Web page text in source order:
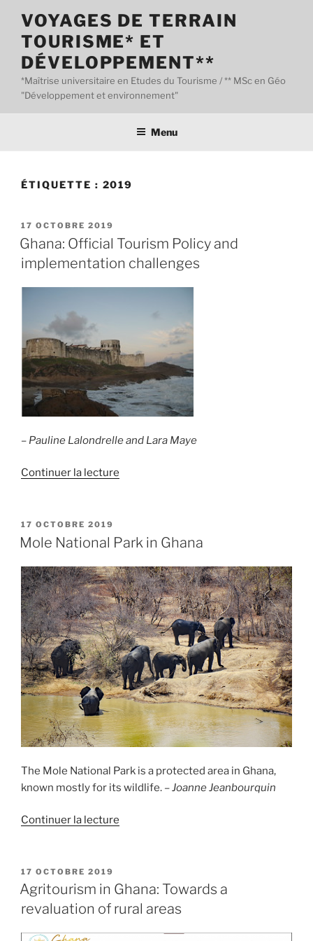
contenu
principal
VOYAGES DE TERRAIN
TOURISME* ET
DÉVELOPPEMENT**
*Maîtrise universitaire en Etudes du Tourisme / ** MSc en Géo
"Développement et environnement"
Menu
ÉTIQUETTE : 2019
PUBLIÉ
LE
17 OCTOBRE 2019
Ghana: Official Tourism Policy and
implementation challenges
– Pauline Lalondrelle and Lara Maye
Continuer la lecture
Policy
implementation
challenges »
PUBLIÉ
LE
17 OCTOBRE 2019
Mole National Park in Ghana
The Mole National Park is a protected area in Ghana,
known mostly for its wildlife. – Joanne Jeanbourquin
Continuer la lecture
in
Ghana »
PUBLIÉ
LE
17 OCTOBRE 2019
Agritourism in Ghana: Towards a
revaluation of rural areas